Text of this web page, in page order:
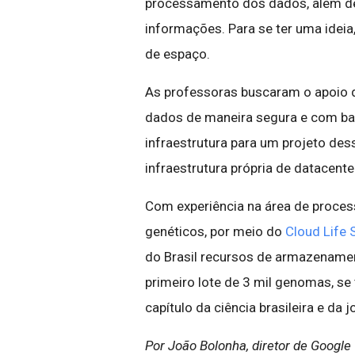
processamento dos dados, além
informações. Para se ter uma
de espaço.
As professoras buscaram o apoio
dados de maneira segura e com
infraestrutura para um projeto
infraestrutura própria de
Com experiência na área de
genéticos, por meio do Cloud Life
do Brasil recursos de
primeiro lote de 3 mil genomas,
capítulo da ciência brasileira e da
Por João Bolonha, diretor de